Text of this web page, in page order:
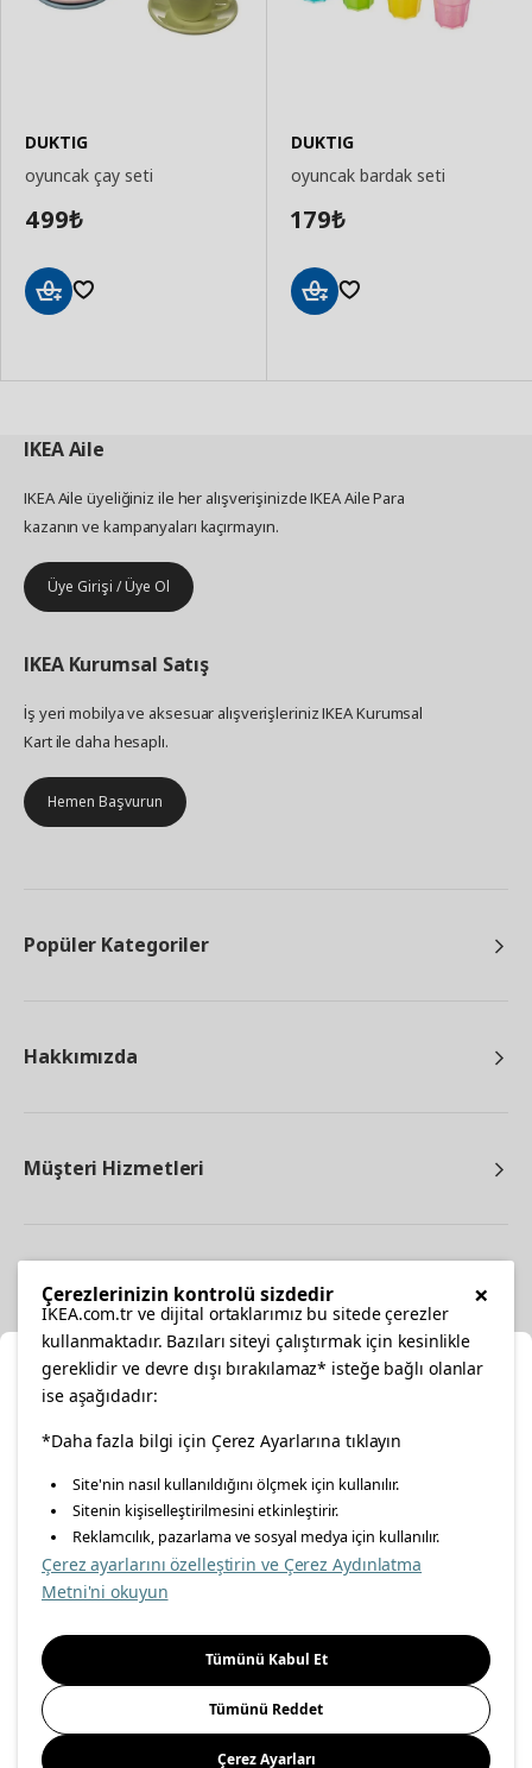
DUKTIG
oyuncak çay seti
499₺
DUKTIG
oyuncak bardak seti
179₺
IKEAAile
IKEA Aile üyeliğiniz ile her alışverişinizde IKEA Aile Para
kazanın ve kampanyaları kaçırmayın.
Üye Girişi / Üye Ol
IKEA Kurumsal Satış
İş yeri mobilya ve aksesuar alışverişleriniz IKEA Kurumsal
Kart ile daha hesaplı.
Hemen Başvurun
Popüler Kategoriler
Hakkımızda
Müşteri Hizmetleri
facebooktwitterinstagrampinterestyoutube
linkedin
Enerji Politikası Bilgi Güvenliği Politikası
Gıda Güvenliği Politikası
Önemli Bilgilendirme İnternet Sitesi Gizlilik Politikası
Kişisel Verilerin Korunması
Konumunuzu Seçin
İnternetten vereceğiniz siparişlerinizde size özel hizmet ve
içerikleri görebilmek için lütfen konumuzu seçin.
İl seçiniz
Seçiniz
×
Çerezlerinizin kontrolü sizdedir
IKEA.com.tr ve dijital ortaklarımız bu sitede çerezler
kullanmaktadır. Bazıları siteyi çalıştırmak için kesinlikle
gereklidir ve devre dışı bırakılamaz* isteğe bağlı olanlar
ise aşağıdadır:
*Daha fazla bilgi için Çerez Ayarlarına tıklayın
Site'nin nasıl kullanıldığını ölçmek için kullanılır.
Sitenin kişiselleştirilmesini etkinleştirir.
Reklamcılık, pazarlama ve sosyal medya için kullanılır.
Çerez ayarlarını özelleştirin ve Çerez Aydınlatma
Metni'ni okuyun
Tümünü Kabul Et
Tümünü Reddet
Çerez Ayarları